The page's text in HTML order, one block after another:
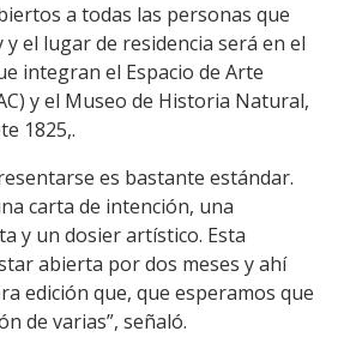
a todas las personas que
el lugar de residencia será en el
integran el Espacio de Arte
y el Museo de Historia Natural,
1825,.
es bastante estándar.
carta de intención, una
y un dosier artístico. Esta
abierta por dos meses y ahí
edición que, que esperamos que
de varias”, señaló.